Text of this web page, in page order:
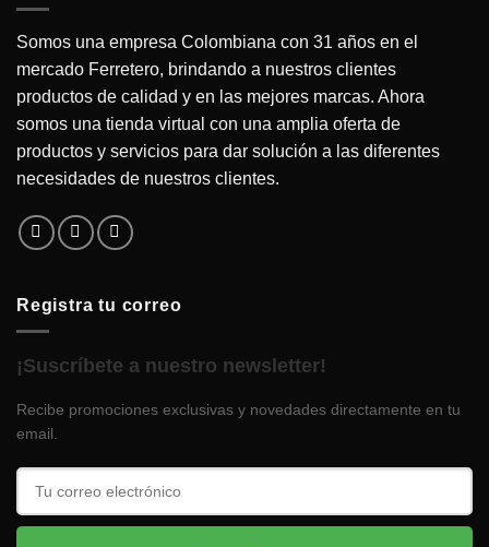
Somos una empresa Colombiana con 31 años en el
mercado Ferretero, brindando a nuestros clientes
productos de calidad y en las mejores marcas. Ahora
somos una tienda virtual con una amplia oferta de
productos y servicios para dar solución a las diferentes
necesidades de nuestros clientes.
Registra tu correo
¡Suscríbete a nuestro newsletter!
Recibe promociones exclusivas y novedades directamente en tu
email.